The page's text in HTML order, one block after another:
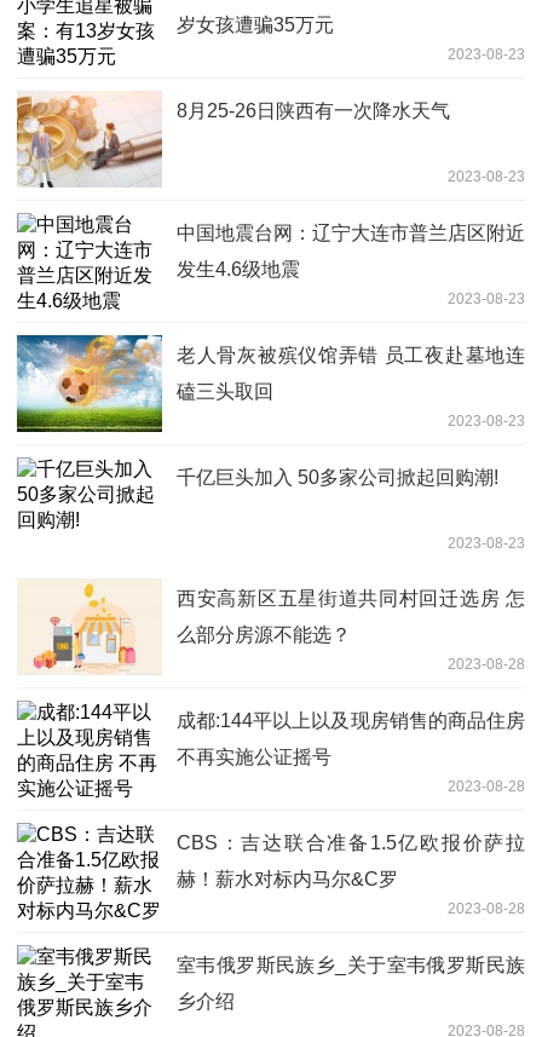
岁女孩遭骗35万元
2023-08-23
8月25-26日陕西有一次降水天气
2023-08-23
中国地震台网：辽宁大连市普兰店区附近
发生4.6级地震
2023-08-23
老人骨灰被殡仪馆弄错 员工夜赴墓地连
磕三头取回
2023-08-23
千亿巨头加入 50多家公司掀起回购潮!
2023-08-23
西安高新区五星街道共同村回迁选房 怎
么部分房源不能选？
2023-08-28
成都:144平以上以及现房销售的商品住房
不再实施公证摇号
2023-08-28
CBS：吉达联合准备1.5亿欧报价萨拉
赫！薪水对标内马尔&C罗
2023-08-28
室韦俄罗斯民族乡_关于室韦俄罗斯民族
乡介绍
2023-08-28